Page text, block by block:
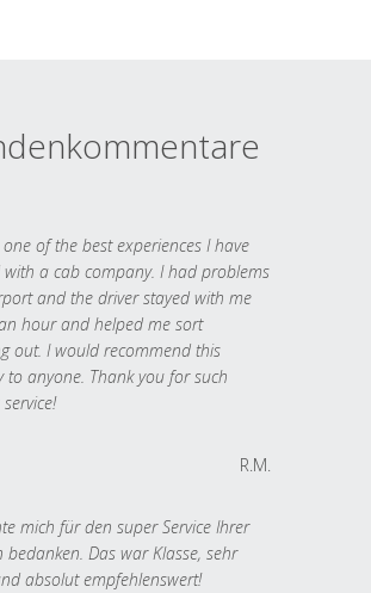
one of the best experiences I have
with a cab company. I had problems
and the driver stayed with me
hour and helped me sort
out. I would recommend this
to anyone. Thank you for such
R.M.
mich für den super Service Ihrer
bedanken. Das war Klasse, sehr
absolut empfehlenswert!